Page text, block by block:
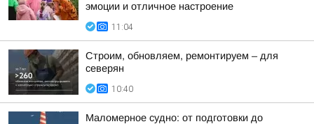
эмоции и отличное настроение
11:04
Строим, обновляем, ремонтируем – для
северян
10:40
Маломерное судно: от подготовки до